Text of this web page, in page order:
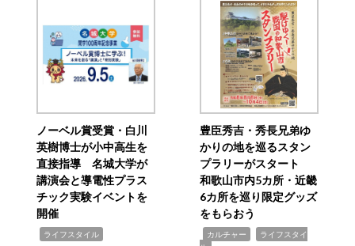
ノーベル賞受賞・白川
英樹博士が小中高生を
直接指導 名城大学が
講演会と導電性プラス
チック実験イベントを
開催
ライフスタイル
豊臣秀吉・秀長兄弟ゆ
かりの地を巡るスタン
プラリーがスタート
和歌山市内5カ所・近畿
6カ所を巡り限定グッズ
をもらおう
カルチャー
ライフスタイ